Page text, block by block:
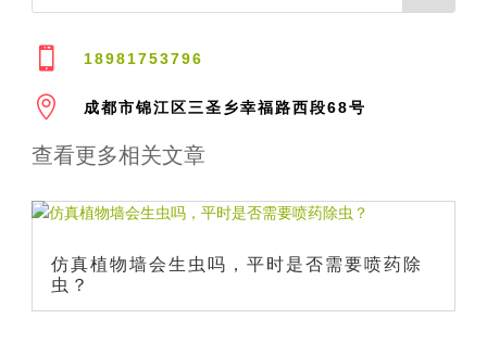
 18981753796
 成都市锦江区三圣乡幸福路西段68号
查看更多相关文章
仿真植物墙会生虫吗，平时是否需要喷药除
虫？